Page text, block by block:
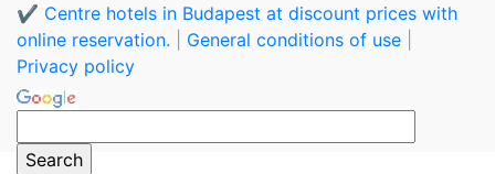
✔️ Centre hotels in Budapest at discount prices with
online reservation.
General conditions of use
Privacy policy